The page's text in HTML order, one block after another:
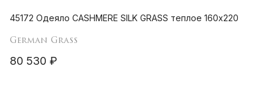
45172 Одеяло CASHMERE SILK GRASS теплое 160х220
German Grass
80 530 ₽